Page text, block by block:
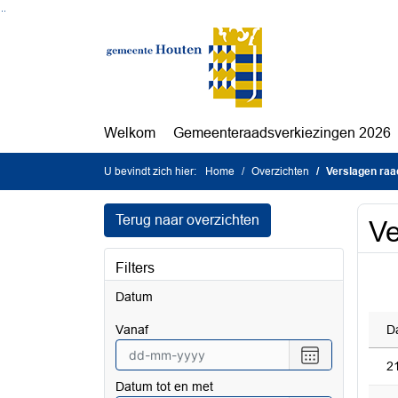
Welkom Gemeenteraadsverkiezingen 2026
U bevindt zich hier: Home Overzichten Verslagen
Terug naar overzichten
Filters
Datum
vanaf
Selecteer
een
Datum tot en met